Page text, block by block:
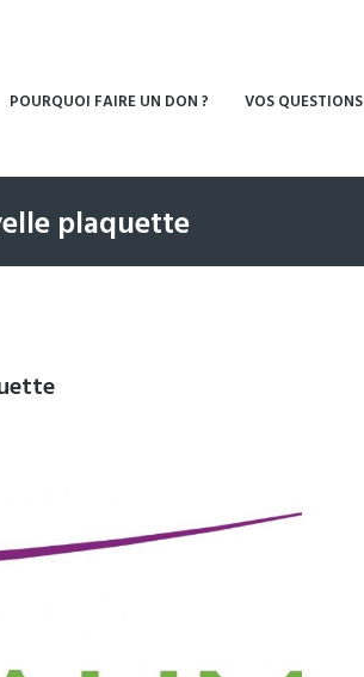
POURQUOI FAIRE UN DON ? VOS QUESTIONS
plaquette